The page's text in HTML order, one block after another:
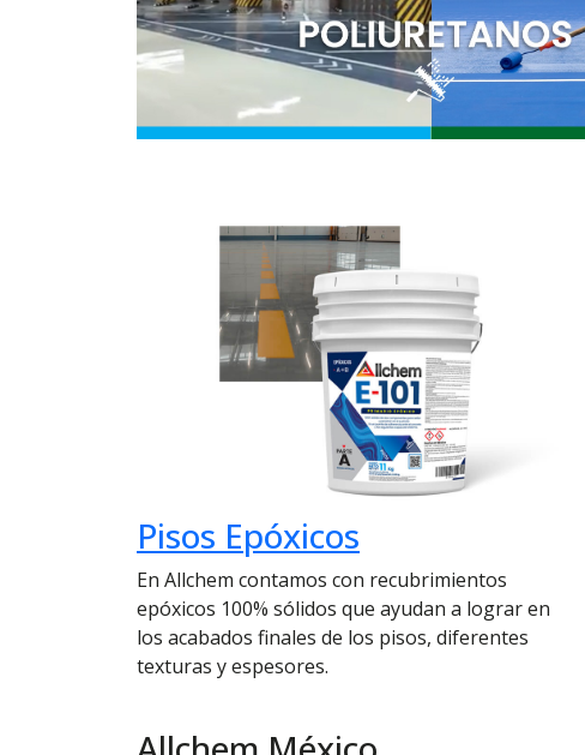
Pisos Epóxicos
En Allchem contamos con recubrimientos
epóxicos 100% sólidos que ayudan a lograr en
los acabados finales de los pisos, diferentes
texturas y espesores.